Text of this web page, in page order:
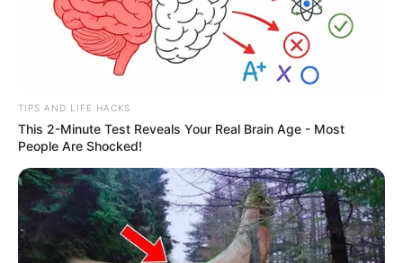
TIPS AND LIFE HACKS
This 2-Minute Test Reveals Your Real Brain Age - Most
People Are Shocked!